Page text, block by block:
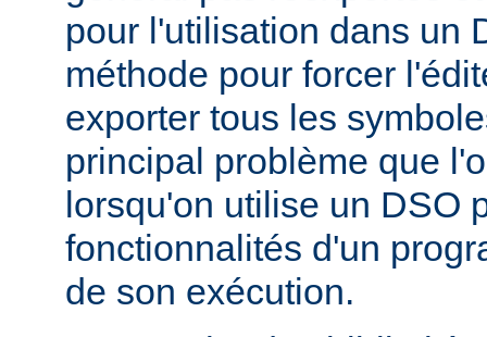
pour l'utilisation dans un
méthode pour forcer
exporter tous les
principal problème que
lorsqu'on utilise un DSO
fonctionnalités d'un
de son exécution.